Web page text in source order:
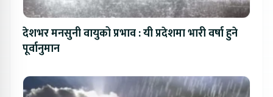
देशभर मनसुनी वायुको प्रभाव : यी प्रदेशमा भारी वर्षा हुने
पूर्वानुमान